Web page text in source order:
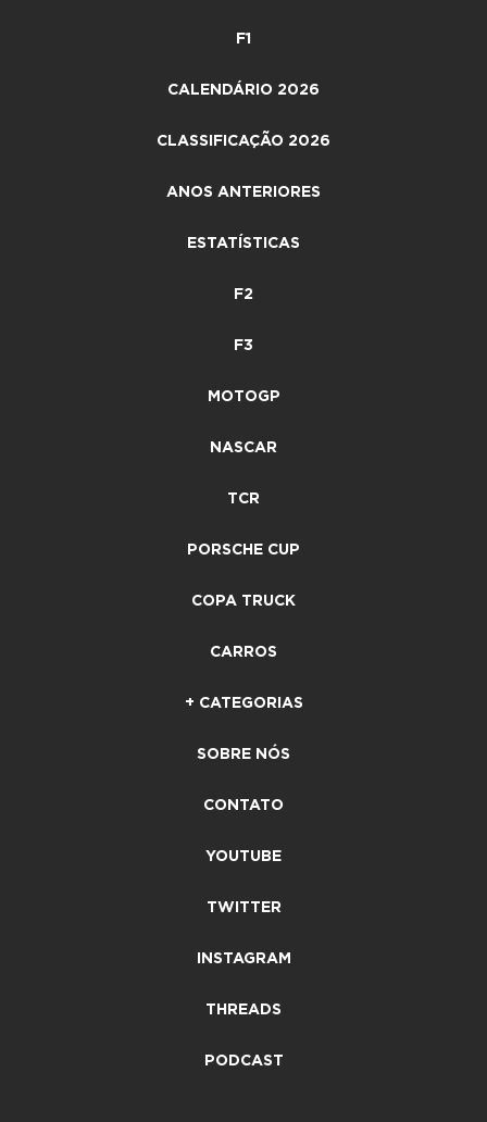
F1
CALENDÁRIO 2026
CLASSIFICAÇÃO 2026
ANOS ANTERIORES
ESTATÍSTICAS
F2
F3
MOTOGP
NASCAR
TCR
PORSCHE CUP
COPA TRUCK
CARROS
+ CATEGORIAS
SOBRE NÓS
CONTATO
YOUTUBE
TWITTER
INSTAGRAM
THREADS
PODCAST